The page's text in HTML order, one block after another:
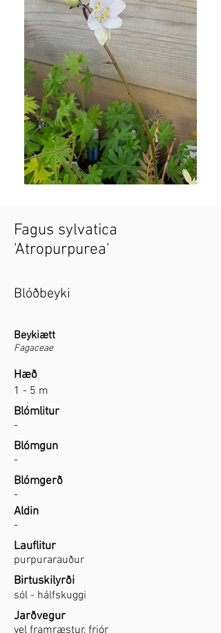
Fagus sylvatica
'Atropurpurea'
Blóðbeyki
Beykiætt
Fagaceae
Hæð
1 - 5 m
Blómlitur
-
Blómgun
-
Blómgerð
-
Aldin
-
Lauflitur
purpurarauður
Birtuskilyrði
sól - hálfskuggi
Jarðvegur
vel framræstur, frjór